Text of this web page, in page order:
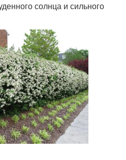
солнца и сильного